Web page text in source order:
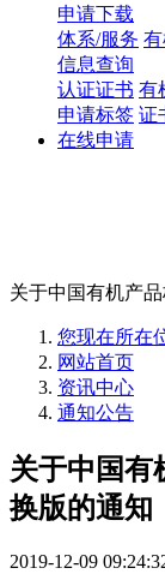
申请下载
体系/服务
信息查询
认证证书 有
申请标签 证
在线申请
关于中国有机产
您现在所在
网站首页
资讯中心
通知公告
关于中国有
换版的通知
2019-12-09